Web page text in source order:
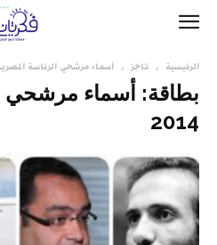
الرئيسية تاجز أسماء مرشحي الرئاسة المصرية
بطاقة: أسماء مرشحي
2014